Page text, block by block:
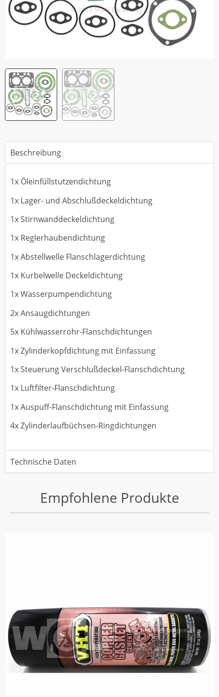
Beschreibung
1x Öleinfüllstutzendichtung
1x Lager- und Abschlußdeckeldichtung
1x Stirnwanddeckeldichtung
1x Reglerhaubendichtung
1x Abstellwelle Flanschlagerdichtung
1x Kurbelwelle Deckeldichtung
1x Wasserpumpendichtung
2x Ansaugdichtungen
5x Kühlwasserrohr-Flanschdichtungen
1x Zylinderkopfdichtung mit Einfassung
1x Steuerung Verschlußdeckel-Flanschdichtung
1x Luftfilter-Flanschdichtung
1x Auspuff-Flanschdichtung mit Einfassung
4x Zylinderlaufbüchsen-Ringdichtungen
Technische Daten
Empfohlene Produkte